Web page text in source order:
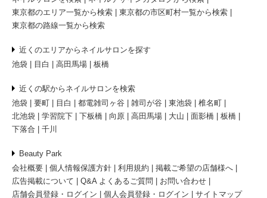
東京都のエリア一覧から検索
東京都の市区町村一覧から検索
東京都の路線一覧から検索
近くのエリアからネイルサロンを探す
池袋
目白 高田馬場 板橋
近くの駅からネイルサロンを検索
池袋
要町 目白 都電雑司ヶ谷 雑司が谷 東池袋
椎名町
北池袋
学習院下 下板橋 向原 高田馬場 大山 面影橋
板橋
下落合
千川
Beauty Park
会社概要
個人情報保護方針 利用規約
掲載ご希望の店舗様へ
広告掲載について
Q&A よくあるご質問
お問い合わせ
店舗会員登録・ログイン
個人会員登録・ログイン サイトマップ